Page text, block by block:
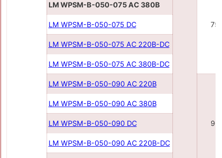
LM WPSM-B-050-075 AC 380В
LM WPSM-B-050-075 DC
LM WPSM-B-050-075 AC 220В-DC
LM WPSM-B-050-075 AC 380В-DC
LM WPSM-B-050-090 AC 220В
LM WPSM-B-050-090 AC 380В
LM WPSM-B-050-090 DC
LM WPSM-B-050-090 AC 220В-DC